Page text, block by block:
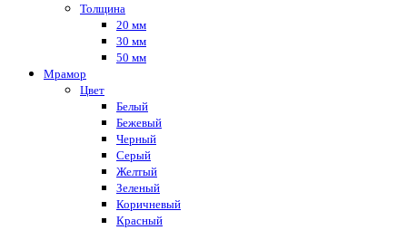
Толщина
20 мм
30 мм
50 мм
Мрамор
Цвет
Белый
Бежевый
Черный
Серый
Желтый
Зеленый
Коричневый
Красный